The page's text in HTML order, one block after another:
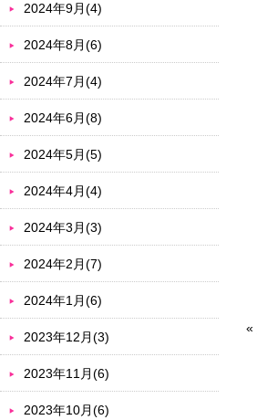
«
2024年9月(4)
2024年8月(6)
2024年7月(4)
2024年6月(8)
2024年5月(5)
2024年4月(4)
2024年3月(3)
2024年2月(7)
2024年1月(6)
2023年12月(3)
2023年11月(6)
2023年10月(6)